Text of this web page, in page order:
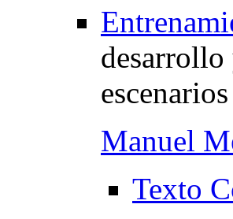
desarrollo
Manuel
Texto